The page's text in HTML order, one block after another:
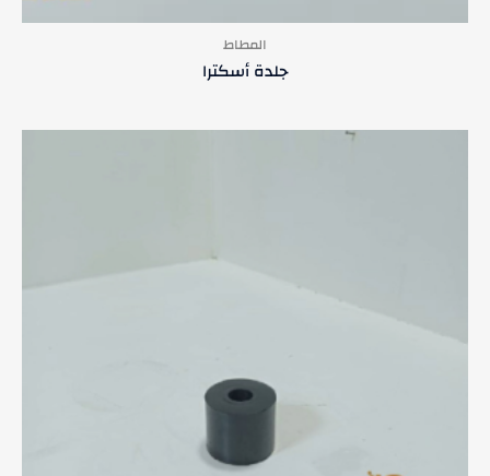
المطاط
جلدة أسكترا